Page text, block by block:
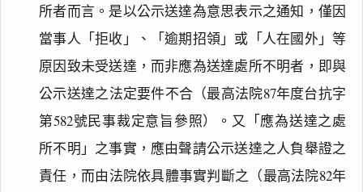
所者而言。是以公示送達為意思表示之通知，僅因
當事人「拒收」、「逾期招領」或「人在國外」等
原因致未受送達，而非應為送達處所不明者，即與
公示送達之法定要件不合（最高法院87年度台抗字
第582號民事裁定意旨參照）。又「應為送達之處
所不明」之事實，應由聲請公示送達之人負舉證之
責任，而由法院依具體事實判斷之（最高法院82年